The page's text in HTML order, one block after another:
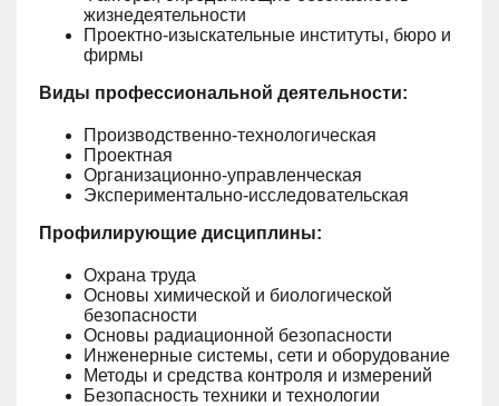
жизнедеятельности
Проектно-изыскательные институты, бюро и
фирмы
Виды профессиональной деятельности:
Производственно-технологическая
Проектная
Организационно-управленческая
Экспериментально-исследовательская
Профилирующие дисциплины:
Охрана труда
Основы химической и биологической
безопасности
Основы радиационной безопасности
Инженерные системы, сети и оборудование
Методы и средства контроля и измерений
Безопасность техники и технологии